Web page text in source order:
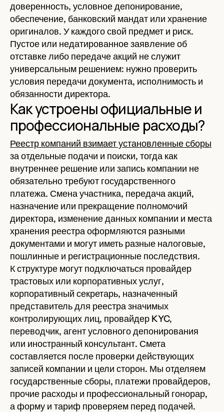
доверенность, условное депонирование,
обеспечение, банковский мандат или хранение
оригиналов. У каждого свой предмет и риск.
Пустое или недатированное заявление об
отставке либо передаче акций не служит
универсальным решением: нужно проверить
условия передачи документа, исполнимость и
обязанности директора.
Как устроены официальные и
профессиональные расходы?
Реестр компаний взимает установленные сборы
за отдельные подачи и поиски, тогда как
внутреннее решение или запись компании не
обязательно требуют государственного
платежа. Смена участника, передача акций,
назначение или прекращение полномочий
директора, изменение данных компании и места
хранения реестра оформляются разными
документами и могут иметь разные налоговые,
пошлинные и регистрационные последствия.
К структуре могут подключаться провайдер
трастовых или корпоративных услуг,
корпоративный секретарь, назначенный
представитель для реестра значимых
контролирующих лиц, провайдер KYC,
переводчик, агент условного депонирования
или иностранный консультант. Смета
составляется после проверки действующих
записей компании и цели сторон. Мы отделяем
государственные сборы, платежи провайдеров,
прочие расходы и профессиональный гонорар,
а форму и тариф проверяем перед подачей.